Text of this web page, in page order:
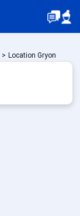
> Location Gryon